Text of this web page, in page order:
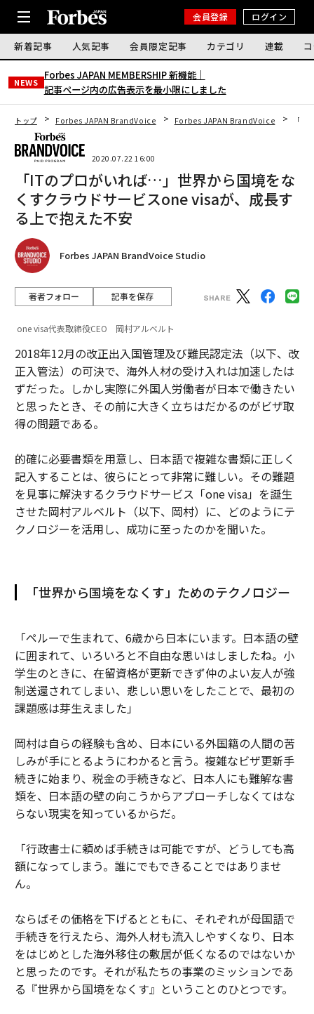
会員登録 ログイン
新着記事 人気記事 会員限定記事 カテゴリ 連載
NEWS
Forbes JAPAN MEMBERSHIP 新機能｜
記事ページ内の広告表示を最小限にしました
トップ Forbes JAPAN BrandVoice Forbes JAPAN BrandVoice 「IT
2020.07.22 16:00
「ITのプロがいれば…」世界から国境をな
くすクラウドサービスone visaが、成長す
る上で抱えた不安
Forbes JAPAN BrandVoice Studio
著者フォロー 記事を保存
one visa代表取締役CEO 岡村アルベルト
2018年12⽉の改正出入国管理及び難民認定法（以下、改
正入管法）の可決で、海外⼈材の受け⼊れは加速したは
ずだった。しかし実際に外国人労働者が日本で働きたい
と思ったとき、その前に大きく立ちはだかるのがビザ取
得の問題である。
的確に必要書類を用意し、日本語で複雑な書類に正しく
記入することは、彼らにとって非常に難しい。その難題
を見事に解決するクラウドサービス「one visa」を誕生
させた岡村アルベルト（以下、岡村）に、どのようにテ
クノロジーを活用し、成功に至ったのかを聞いた。
「世界から国境をなくす」ためのテクノロジー
「ペルーで生まれて、6歳から日本にいます。日本語の壁
に囲まれて、いろいろと不自由な思いはしましたね。小
学生のときに、在留資格が更新できず仲のよい友人が強
制送還されてしまい、悲しい思いをしたことで、最初の
課題感は芽生えました」
岡村は自らの経験も含め、日本にいる外国籍の人間の苦
しみが手にとるようにわかると言う。複雑なビザ更新手
続きに始まり、税金の手続きなど、日本人にも難解な書
類を、日本語の壁の向こうからアプローチしなくてはな
らない現実を知っているからだ。
「行政書士に頼めば手続きは可能ですが、どうしても高
額になってしまう。誰にでもできることではありませ
ん。
ならばその価格を下げるとともに、それぞれが母国語で
手続きを行えたら、海外人材も流入しやすくなり、日本
をはじめとした海外移住の敷居が低くなるのではないか
と思ったのです。それが私たちの事業のミッションであ
る『世界から国境をなくす』ということのひとつです。